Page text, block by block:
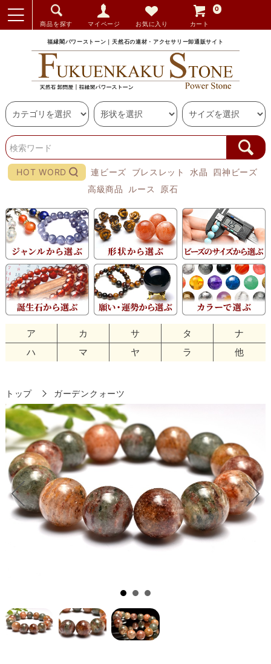
商品を探す マイページ お気に入り カート
0
福縁閣パワーストーン｜天然石の連材・アクセサリー卸通販サイト
HOT WORD 連ビーズ ブレスレット 水晶
四神ビーズ
高級商品
ルース 原石
ア カ サ タ
ナ
ハ
マ ヤ ラ 他
トップ ガーデンクォーツ